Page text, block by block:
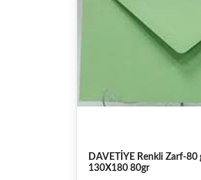
DAVETİYE Renkli Zarf-80
130X180 80gr